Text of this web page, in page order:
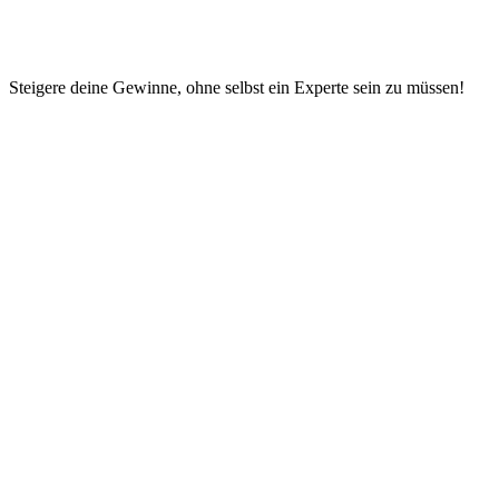
Steigere deine Gewinne, ohne selbst ein Experte sein zu müssen!